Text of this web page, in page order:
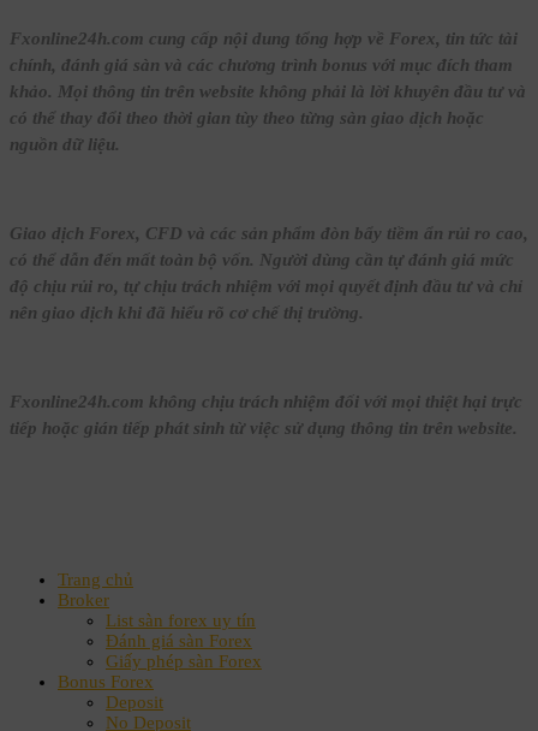
Fxonline24h.com cung cấp nội dung tổng hợp về Forex, tin tức tài
chính, đánh giá sàn và các chương trình bonus với mục đích tham
khảo. Mọi thông tin trên website không phải là lời khuyên đầu tư và
có thể thay đổi theo thời gian tùy theo từng sàn giao dịch hoặc
nguồn dữ liệu.
Giao dịch Forex, CFD và các sản phẩm đòn bẩy tiềm ẩn rủi ro cao,
có thể dẫn đến mất toàn bộ vốn. Người dùng cần tự đánh giá mức
độ chịu rủi ro, tự chịu trách nhiệm với mọi quyết định đầu tư và chỉ
nên giao dịch khi đã hiểu rõ cơ chế thị trường.
Fxonline24h.com không chịu trách nhiệm đối với mọi thiệt hại trực
tiếp hoặc gián tiếp phát sinh từ việc sử dụng thông tin trên website.
Trang chủ
Broker
List sàn forex uy tín
Đánh giá sàn Forex
Giấy phép sàn Forex
Bonus Forex
Deposit
No Deposit